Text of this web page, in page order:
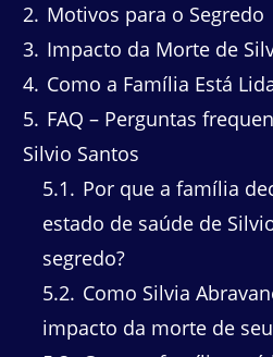
2 Motivos para o Segredo
3 Impacto da Morte de
4 Como a Família Está
5 FAQ – Perguntas
Silvio Santos
5.1
Por que a família
estado de saúde de
segredo?
5.2 Como Silvia
impacto da morte de